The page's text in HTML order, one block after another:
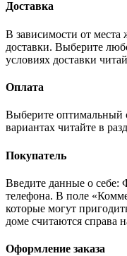
Доставка
В зависимости от места
доставки. Выберите
условиях доставки
Оплата
Выберите оптимальный
вариантах читайте в
Покупатель
Введите данные о себе:
телефона. В поле
которые могут
доме считаются справа
Оформление заказа